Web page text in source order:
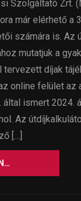
Szolgáltató Zrt.
már elérhető a
számára is. Az
mutatjuk a
tervezett díjak
online felület az
által ismert 2024.
Az
[…]